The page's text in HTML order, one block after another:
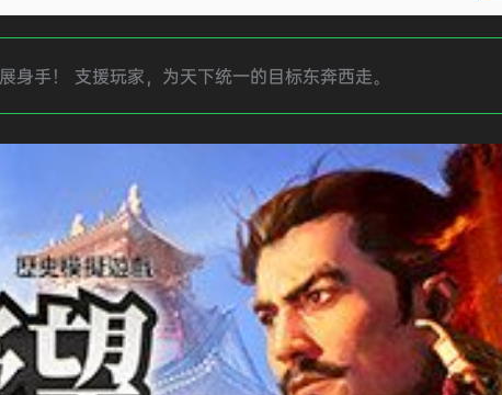
手！ 支援玩家，为天下统一的目标东奔西走。